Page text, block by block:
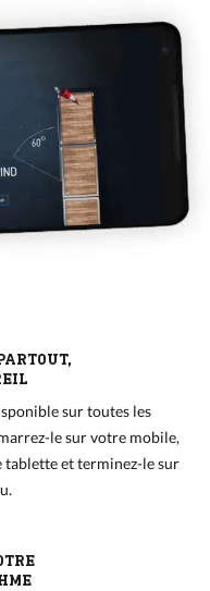
sur toutes les
le sur votre mobile,
tablette et terminez-le sur